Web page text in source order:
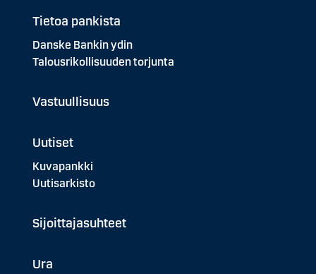
Tietoa pankista
Danske Bankin ydin
Talousrikollisuuden torjunta
Vastuullisuus
Uutiset
Kuvapankki
Uutisarkisto
Sijoittajasuhteet
Ura